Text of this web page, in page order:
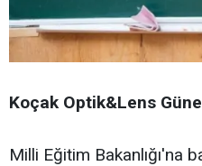
Koçak Optik&Lens
Milli Eğitim Bakanlığı'na